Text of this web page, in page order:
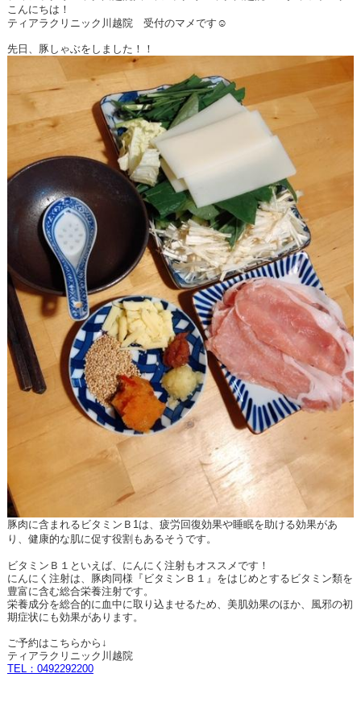
こんにちは！
ティアラクリニック川越院 受付のマメです☺
先日、豚しゃぶをしました！！
豚肉に含まれるビタミンＢ1は、疲労回復効果や睡眠を助ける効果があ
り、健康的な肌に促す役割もあるそうです。
ビタミンＢ１といえば、にんにく注射もオススメです！
にんにく注射は、豚肉同様『ビタミンＢ１』をはじめとするビタミン類を
豊富に含む総合栄養注射です。
栄養成分を総合的に血中に取り込ませるため、美肌効果のほか、風邪の初
期症状にも効果があります。
ご予約はこちらから↓
ティアラクリニック川越院
TEL：0492292200